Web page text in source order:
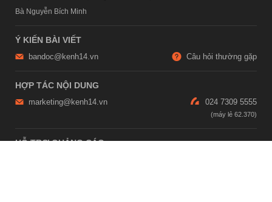
Bà Nguyễn Bích Minh
Ý KIẾN BÀI VIẾT
bandoc@kenh14.vn Câu hỏi thường gặp
HỢP TÁC NỘI DUNG
marketing@kenh14.vn 024 7309 5555
HỖ TRỢ QUẢNG CÁO